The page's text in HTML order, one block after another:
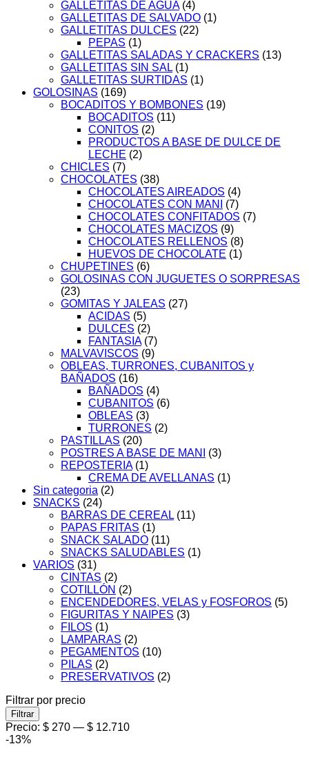
GALLETITAS DE AGUA (4)
GALLETITAS DE SALVADO (1)
GALLETITAS DULCES (22)
PEPAS (1)
GALLETITAS SALADAS Y CRACKERS (13)
GALLETITAS SIN SAL (1)
GALLETITAS SURTIDAS (1)
GOLOSINAS (169)
BOCADITOS Y BOMBONES (19)
BOCADITOS (11)
CONITOS (2)
PRODUCTOS A BASE DE DULCE DE
LECHE (2)
CHICLES (7)
CHOCOLATES (38)
CHOCOLATES AIREADOS (4)
CHOCOLATES CON MANI
(7)
CHOCOLATES CONFITADOS (7)
CHOCOLATES MACIZOS (9)
CHOCOLATES RELLENOS (8)
HUEVOS DE CHOCOLATE (1)
CHUPETINES (6)
GOLOSINAS CON JUGUETES O SORPRESAS
(23)
GOMITAS Y JALEAS (27)
ACIDAS (5)
DULCES (2)
FANTASIA (7)
MALVAVISCOS (9)
OBLEAS, TURRONES, CUBANITOS y
BAÑADOS (16)
BAÑADOS (4)
CUBANITOS (6)
OBLEAS (3)
TURRONES (2)
PASTILLAS (20)
POSTRES A BASE DE MANI
(3)
REPOSTERIA (1)
CREMA DE AVELLANAS (1)
Sin categoria (2)
SNACKS (24)
BARRAS DE CEREAL (11)
PAPAS FRITAS (1)
SNACK SALADO (11)
SNACKS SALUDABLES (1)
VARIOS (31)
CINTAS (2)
COTILLÓN (2)
ENCENDEDORES, VELAS y FOSFOROS (5)
FIGURITAS Y NAIPES (3)
FILOS (1)
LAMPARAS (2)
PEGAMENTOS (10)
PILAS (2)
PRESERVATIVOS (2)
Filtrar por precio
Precio
mínimo
Precio
máximo
Filtrar
Precio: $ 270 — $ 12.710
-13%